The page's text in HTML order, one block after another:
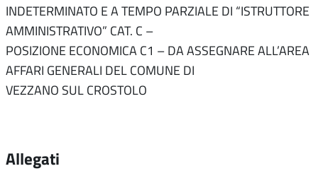
INDETERMINATO E A TEMPO PARZIALE DI “ISTRUTTORE
AMMINISTRATIVO” CAT. C –
POSIZIONE ECONOMICA C1 – DA ASSEGNARE ALL’AREA
AFFARI GENERALI DEL COMUNE DI
VEZZANO SUL CROSTOLO
Allegati